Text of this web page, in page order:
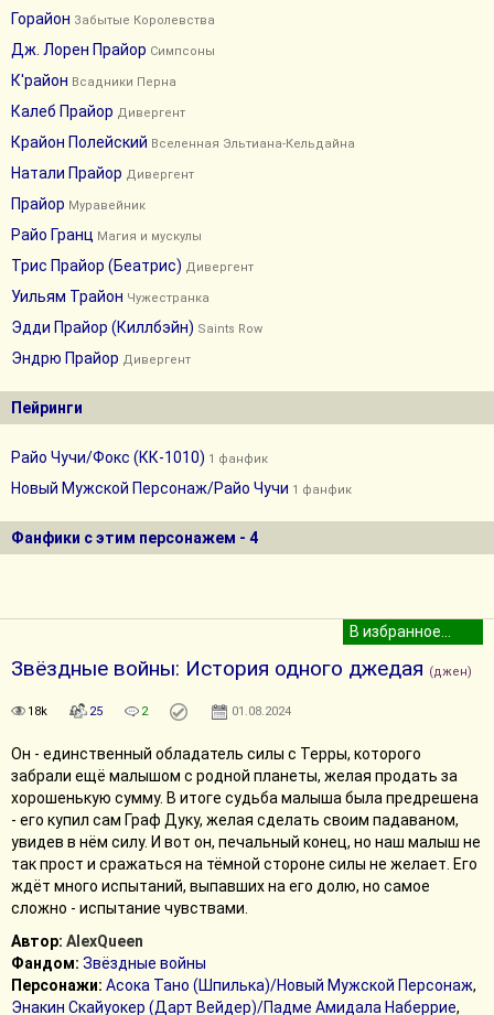
Горайон Забытые Королевства
Дж. Лорен Прайор Симпсоны
К'район Всадники Перна
Калеб Прайор Дивергент
Крайон Полейский Вселенная Эльтиана-Кельдайна
Натали Прайор Дивергент
Прайор Муравейник
Райо Гранц Магия и мускулы
Трис Прайор (Беатрис) Дивергент
Уильям Трайон Чужестранка
Эдди Прайор (Киллбэйн) Saints Row
Эндрю Прайор Дивергент
Пейринги
Райо Чучи/Фокс (КК-1010) 1 фанфик
Новый Мужской Персонаж/Райо Чучи 1 фанфик
Фанфики с этим персонажем - 4
Звёздные войны: История одного джедая (джен)
18k 25 2 01.08.2024
Он - единственный обладатель силы с Терры, которого
забрали ещё малышом с родной планеты, желая продать за
хорошенькую сумму. В итоге судьба малыша была предрешена
- его купил сам Граф Дуку, желая сделать своим падаваном,
увидев в нём силу. И вот он, печальный конец, но наш малыш не
так прост и сражаться на тёмной стороне силы не желает. Его
ждёт много испытаний, выпавших на его долю, но самое
сложно - испытание чувствами.
Автор: AlexQueen
Фандом: Звёздные войны
Персонажи: Асока Тано (Шпилька)/Новый Мужской Персонаж,
Энакин Скайуокер (Дарт Вейдер)/Падме Амидала Наберрие,